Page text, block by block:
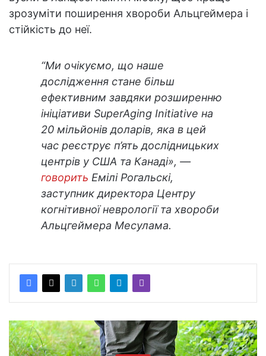
зрозуміти поширення хвороби Альцгеймера і
стійкість до неї.
“Ми очікуємо, що наше
дослідження стане більш
ефективним завдяки розширенню
ініціативи SuperAging Initiative на
20 мільйонів доларів, яка в цей
час реєструє п’ять дослідницьких
центрів у США та Канаді», —
говорить Емілі Рогальскі,
заступник директора Центру
когнітивної неврології та хвороби
Альцгеймера Месулама.